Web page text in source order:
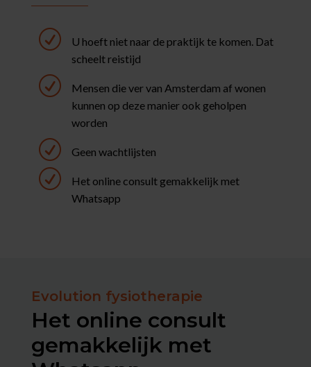
R
U hoeft niet naar de praktijk te komen. Dat
scheelt reistijd
R
Mensen die ver van Amsterdam af wonen
kunnen op deze manier ook geholpen
worden
R Geen wachtlijsten
R
Het online consult gemakkelijk met
Whatsapp
Evolution fysiotherapie
Het online consult
gemakkelijk met